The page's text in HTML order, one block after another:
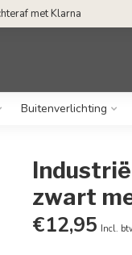
met Klarna
Buitenverlichting
zwart
€12,95 Incl.